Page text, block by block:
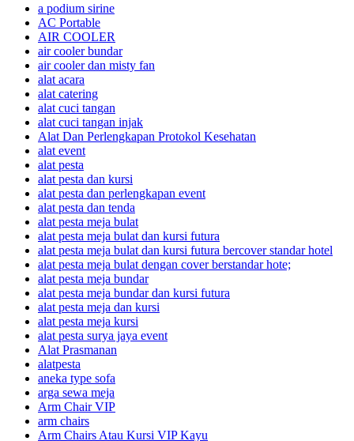
a podium sirine
AC Portable
AIR COOLER
air cooler bundar
air cooler dan misty fan
alat acara
alat catering
alat cuci tangan
alat cuci tangan injak
Alat Dan Perlengkapan Protokol Kesehatan
alat event
alat pesta
alat pesta dan kursi
alat pesta dan perlengkapan event
alat pesta dan tenda
alat pesta meja bulat
alat pesta meja bulat dan kursi futura
alat pesta meja bulat dan kursi futura bercover standar hotel
alat pesta meja bulat dengan cover berstandar hote;
alat pesta meja bundar
alat pesta meja bundar dan kursi futura
alat pesta meja dan kursi
alat pesta meja kursi
alat pesta surya jaya event
Alat Prasmanan
alatpesta
aneka type sofa
arga sewa meja
Arm Chair VIP
arm chairs
Arm Chairs Atau Kursi VIP Kayu